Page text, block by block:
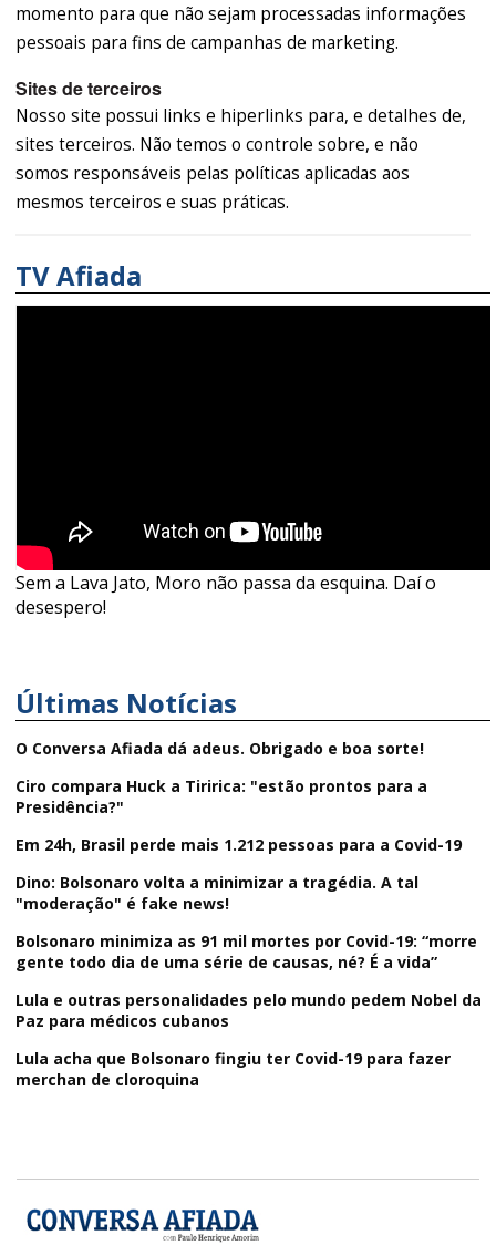
momento para que não sejam processadas informações
pessoais para fins de campanhas de marketing.
Sites de terceiros
Nosso site possui links e hiperlinks para, e detalhes de,
sites terceiros. Não temos o controle sobre, e não
somos responsáveis pelas políticas aplicadas aos
mesmos terceiros e suas práticas.
TV Afiada
Sem a Lava Jato, Moro não passa da esquina. Daí o
desespero!
Últimas Notícias
O Conversa Afiada dá adeus. Obrigado e boa sorte!
Ciro compara Huck a Tiririca: "estão prontos para a
Presidência?"
Em 24h, Brasil perde mais 1.212 pessoas para a Covid-19
Dino: Bolsonaro volta a minimizar a tragédia. A tal
"moderação" é fake news!
Bolsonaro minimiza as 91 mil mortes por Covid-19: “morre
gente todo dia de uma série de causas, né? É a vida”
Lula e outras personalidades pelo mundo pedem Nobel da
Paz para médicos cubanos
Lula acha que Bolsonaro fingiu ter Covid-19 para fazer
merchan de cloroquina